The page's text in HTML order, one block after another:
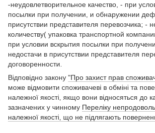
-неудовлетворительное качество, - при
посылки при получении, и обнаружении
присутствии представителя перевозчика; -
количеству( упаковка транспортной
при условии вскрытия посылки при
недостачи в присутствии представителя
договоренности.
Відповідно закону "Про захист прав
може відмовити споживачеві в обміні та
належної якості, якщо вони відносяться до
зазначених у чинному Переліку
належної якості, що не підлягають